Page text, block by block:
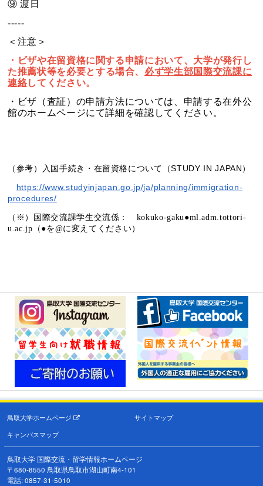
⑨ 渡日
-----
＜注意＞
・ビザや在留資格に関する申請において、大学が発行し
た推薦状等を必要とする場合、 必ず学生部国際交流課に
連絡してください。
・ビザ（査証）の申請方法については、申請する在外公
館のホームページにて詳細を確認してください。
（参考）
入国手続き・在留資格について（STUDY IN JAPAN）
https://www.studyinjapan.go.jp/ja/planning/immigration-
procedures/
（※）国際交流課学生交流係： kokuko-gaku●ml.adm.tottori-
u.ac.jp（●を@に変えてください）
鳥取大学ホームページ
サイトマップ
キャンパスマップ
鳥取大学 国際交流・留学情報ホームページ
〒680-8550 鳥取県鳥取市湖山町南4-101
電話: 0857-31-5010